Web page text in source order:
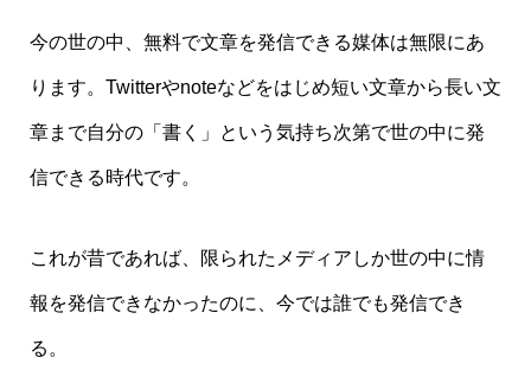
今の世の中、無料で文章を発信できる媒体は無限にあ
ります。Twitterやnoteなどをはじめ短い文章から長い文
章まで自分の「書く」という気持ち次第で世の中に発
信できる時代です。
これが昔であれば、限られたメディアしか世の中に情
報を発信できなかったのに、今では誰でも発信でき
る。